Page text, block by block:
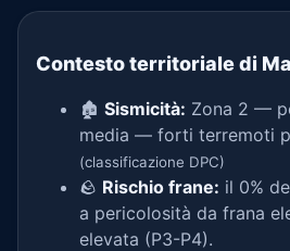
Contesto territoriale di
🏚️ Sismicità: Zona 2 —
media — forti terremoti
(classificazione DPC)
🪨 Rischio frane: il 0%
a pericolosità da frana
elevata (P3-P4).